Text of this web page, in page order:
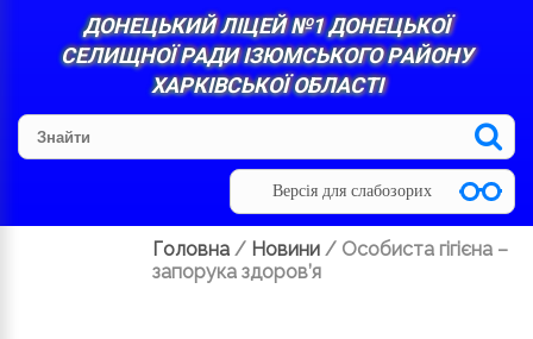
ДОНЕЦЬКИЙ ЛІЦЕЙ №1 ДОНЕЦЬКОЇ
СЕЛИЩНОЇ РАДИ ІЗЮМСЬКОГО РАЙОНУ
ХАРКІВСЬКОЇ ОБЛАСТІ
Версія для слабозорих
Головна / Новини / Особиста гігієна –
запорука здоров’я